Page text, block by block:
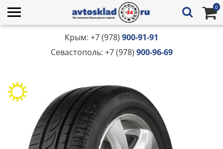
0
Крым: +7 (978) 900-91-91
Севастополь: +7 (978) 900-96-69